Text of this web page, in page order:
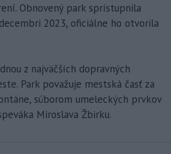
Obnovený park sprístupnila
2023, oficiálne ho otvorila
z najväčších dopravných
Park považuje mestská časť za
súborom umeleckých prvkov
Miroslava Žbirku.